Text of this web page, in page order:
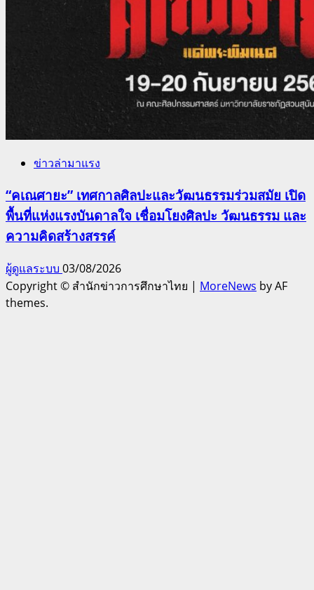
ข่าวล่ามาแรง
“คเณศายะ” เทศกาลศิลปะและวัฒนธรรมร่วมสมัย เปิด
พื้นที่แห่งแรงบันดาลใจ เชื่อมโยงศิลปะ วัฒนธรรม และ
ความคิดสร้างสรรค์
ผู้ดูแลระบบ 03/08/2026
Copyright © สำนักข่าวการศึกษาไทย | MoreNews by AF
themes.